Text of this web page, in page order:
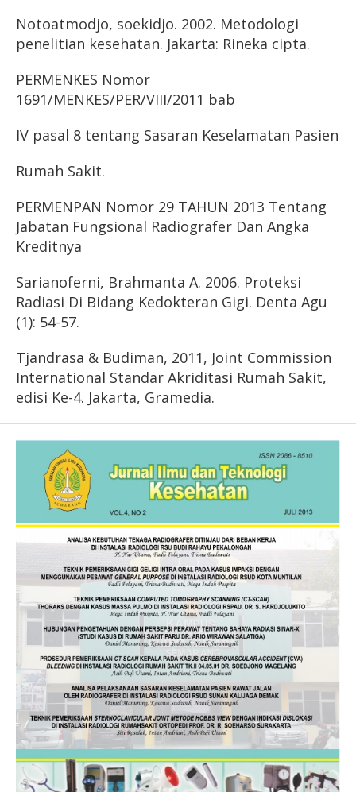
Notoatmodjo, soekidjo. 2002. Metodologi
penelitian kesehatan. Jakarta: Rineka cipta.
PERMENKES Nomor
1691/MENKES/PER/VIII/2011 bab
IV pasal 8 tentang Sasaran Keselamatan Pasien
Rumah Sakit.
PERMENPAN Nomor 29 TAHUN 2013 Tentang
Jabatan Fungsional Radiografer Dan Angka
Kreditnya
Sarianoferni, Brahmanta A. 2006. Proteksi
Radiasi Di Bidang Kedokteran Gigi. Denta Agu
(1): 54-57.
Tjandrasa & Budiman, 2011, Joint Commission
International Standar Akriditasi Rumah Sakit,
edisi Ke-4. Jakarta, Gramedia.